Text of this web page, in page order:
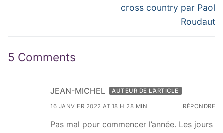
cross country par Paol
Roudaut
5 Comments
JEAN-MICHEL AUTEUR DE L’ARTICLE
16 JANVIER 2022 AT 18 H 28 MIN RÉPONDRE
Pas mal pour commencer l’année. Les jours